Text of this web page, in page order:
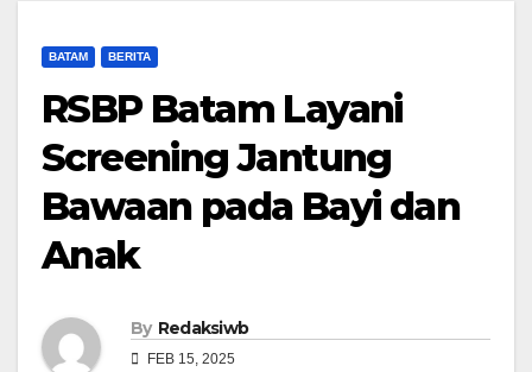
BATAM BERITA
RSBP Batam Layani
Screening Jantung
Bawaan pada Bayi dan
Anak
By Redaksiwb
FEB 15, 2025